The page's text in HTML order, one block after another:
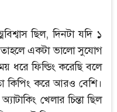
ছিল, দিনটা যদি ১
একটা ভালো সুযোগ
ধরে ফিল্ডিং করেছি বলে
কিপিং করে আরও বেশি।
খেলার চিন্তা ছিল